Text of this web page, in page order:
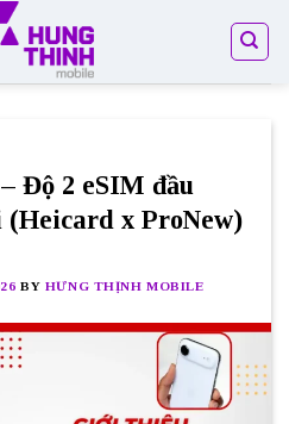
Độ 2 eSIM đầu
x ProNew)
BY HƯNG THỊNH MOBILE